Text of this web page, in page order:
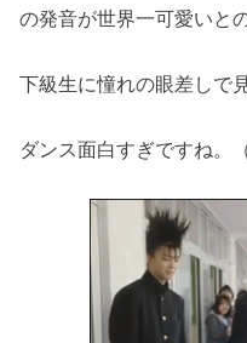
の発音が世界一可愛い
下級生に憧れの眼差しで
ダンス面白すぎですね。